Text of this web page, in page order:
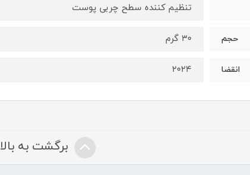
تنظیم کننده سطح چربی پوست
حجم ۳۰ گرم
انقضا ۲۰۲۴
برگشت به بالا